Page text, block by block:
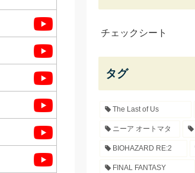
チェックシート
タグ
The Last of Us
ニーア オートマタ
BIOHAZARD RE:2
FINAL FANTASY